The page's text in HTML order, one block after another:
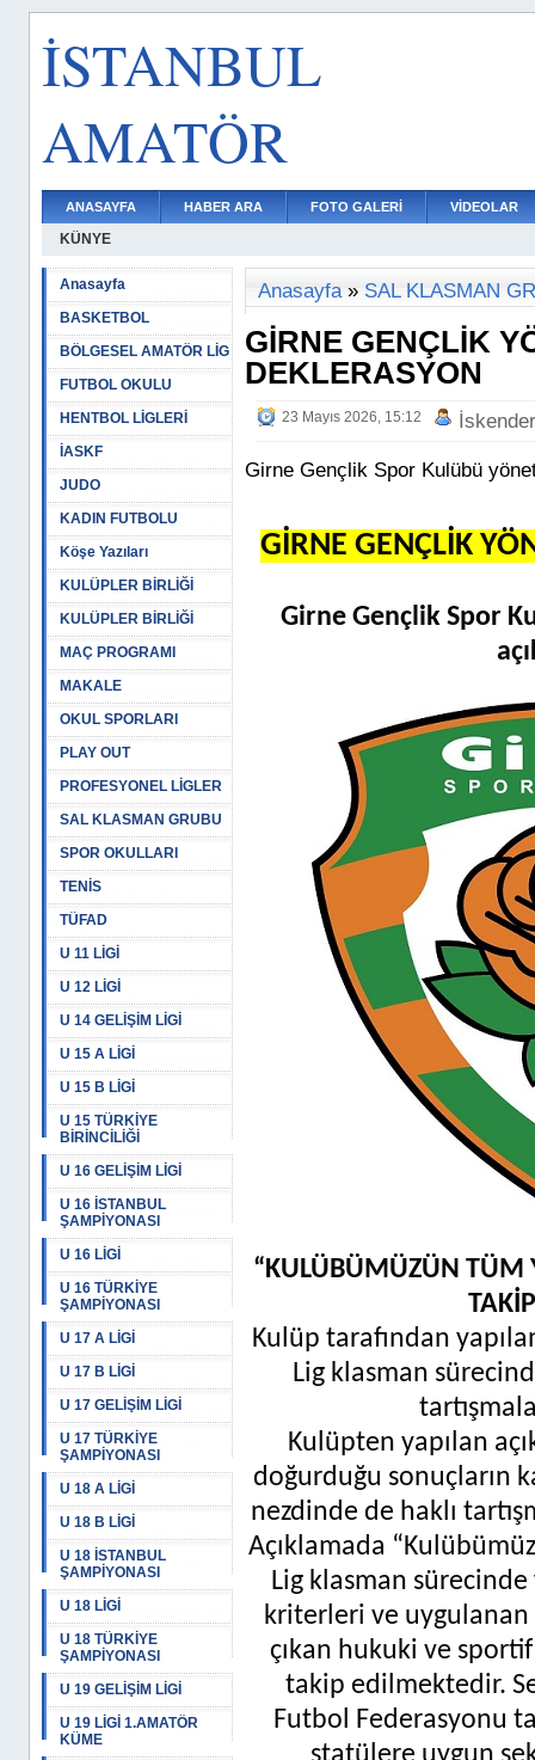
İSTANBUL
AMATÖR
ANASAYFA HABER ARA FOTO GALERİ VİDEOLAR
KÜNYE
Anasayfa
BASKETBOL
BÖLGESEL AMATÖR LİG
FUTBOL OKULU
HENTBOL LİGLERİ
İASKF
JUDO
KADIN FUTBOLU
Köşe Yazıları
KULÜPLER BİRLİĞİ
KULÜPLER BİRLİĞİ
MAÇ PROGRAMI
MAKALE
OKUL SPORLARI
PLAY OUT
PROFESYONEL LİGLER
SAL KLASMAN GRUBU
SPOR OKULLARI
TENİS
TÜFAD
U 11 LİGİ
U 12 LİGİ
U 14 GELİŞİM LİGİ
U 15 A LİGİ
U 15 B LİGİ
U 15 TÜRKİYE
BİRİNCİLİĞİ
U 16 GELİŞİM LİGİ
U 16 İSTANBUL
ŞAMPİYONASI
U 16 LİGİ
U 16 TÜRKİYE
ŞAMPİYONASI
U 17 A LİGİ
U 17 B LİGİ
U 17 GELİŞİM LİGİ
U 17 TÜRKİYE
ŞAMPİYONASI
U 18 A LİGİ
U 18 B LİGİ
U 18 İSTANBUL
ŞAMPİYONASI
U 18 LİGİ
U 18 TÜRKİYE
ŞAMPİYONASI
U 19 GELİŞİM LİGİ
U 19 LİGİ 1.AMATÖR
KÜME
Anasayfa» SAL KLASMAN
GİRNE GENÇLİK
DEKLERASYON
23 Mayıs 2026, 15:12
Girne Gençlik Spor Kulübü
GİRNE GENÇLİK
Girne Gençlik Spor
“KULÜBÜMÜZÜN TÜM
Kulüp tarafından
Lig klasman
Kulüpten yapılan
doğurduğu sonuçların
nezdinde de haklı
Açıklamada
Lig klasman
kriterleri ve
çıkan hukuki ve
takip edilmektedir.
Futbol Federasyonu